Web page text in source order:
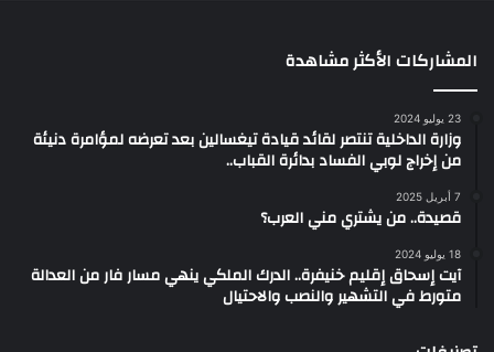
المشاركات الأكثر مشاهدة
23 يوليو 2024
وزارة الداخلية تنتصر لقائد قيادة تيغسالين بعد تعرضه لمؤامرة دنيئة
من إخراج لوبي الفساد بدائرة القباب..
7 أبريل 2025
قصيدة.. من يشتري مني العرب؟
18 يوليو 2024
آيت إسحاق إقليم خنيفرة.. الدرك الملكي ينهي مسار فار من العدالة
متورط في التشهير والنصب والاحتيال